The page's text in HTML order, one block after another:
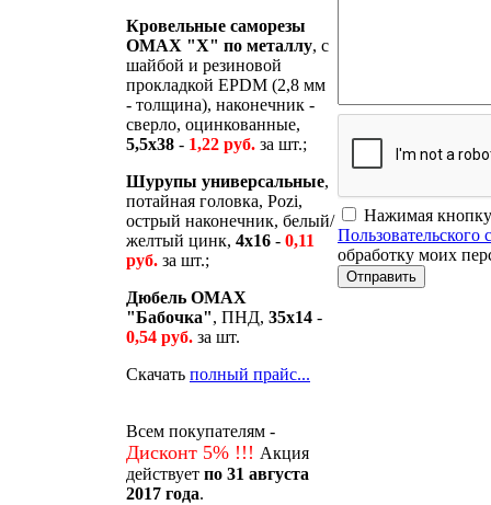
Кровельные саморезы
OMAX "Х" по металлу, с
шайбой и резиновой
прокладкой EPDM (2,8 мм
- толщина), наконечник -
сверло, оцинкованные,
5,5x38 - 1,22 руб. за шт.;
Шурупы универсальные,
потайная головка, Pozi,
острый наконечник, белый/
желтый цинк, 4x16 - 0,11
руб. за шт.;
Дюбель OMAX
"Бабочка", ПНД, 35х14 -
0,54 руб. за шт.
Скачать полный прайс...
Всем покупателям -
Дисконт 5% !!! Акция
действует по 31 августа
2017 года.
Нажимая
Пользовательского
обработку моих